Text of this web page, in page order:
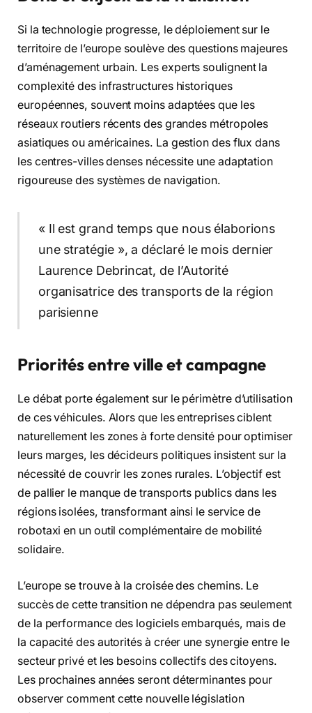
Si la technologie progresse, le déploiement sur le
territoire de l’europe soulève des questions majeures
d’aménagement urbain. Les experts soulignent la
complexité des infrastructures historiques
européennes, souvent moins adaptées que les
réseaux routiers récents des grandes métropoles
asiatiques ou américaines. La gestion des flux dans
les centres-villes denses nécessite une adaptation
rigoureuse des systèmes de navigation.
« Il est grand temps que nous élaborions
une stratégie », a déclaré le mois dernier
Laurence Debrincat, de l’Autorité
organisatrice des transports de la région
parisienne
Priorités entre ville et campagne
Le débat porte également sur le périmètre d’utilisation
de ces véhicules. Alors que les entreprises ciblent
naturellement les zones à forte densité pour optimiser
leurs marges, les décideurs politiques insistent sur la
nécessité de couvrir les zones rurales. L’objectif est
de pallier le manque de transports publics dans les
régions isolées, transformant ainsi le service de
robotaxi en un outil complémentaire de mobilité
solidaire.
L’europe se trouve à la croisée des chemins. Le
succès de cette transition ne dépendra pas seulement
de la performance des logiciels embarqués, mais de
la capacité des autorités à créer une synergie entre le
secteur privé et les besoins collectifs des citoyens.
Les prochaines années seront déterminantes pour
observer comment cette nouvelle législation